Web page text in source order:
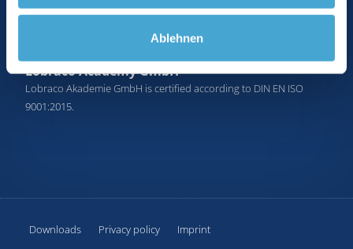
Ablehnen
Lobraco Academy GmbH
Lobraco Akademie GmbH is certified according to DIN EN ISO
9001:2015.
Downloads Privacy policy Imprint